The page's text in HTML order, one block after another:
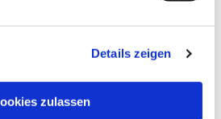
Details zeigen
zulassen